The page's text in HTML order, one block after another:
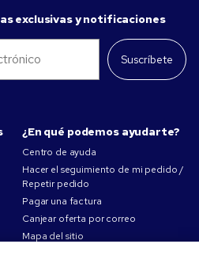
exclusivas y notificaciones
Suscríbete
¿En qué podemos ayudarte?
Centro de ayuda
Hacer el seguimiento de mi pedido /
Repetir pedido
Pagar una factura
Canjear oferta por correo
Mapa del sitio